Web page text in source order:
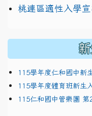
link to https://
桃連區適性入學
115學年度仁和國中新
115學年度體育班新生
115仁和國中管樂團 第